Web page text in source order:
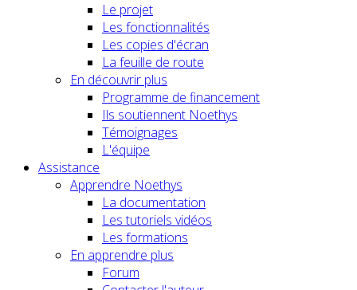
Le projet
Les fonctionnalités
Les copies d'écran
La feuille de route
En découvrir plus
Programme de financement
Ils soutiennent Noethys
Témoignages
L'équipe
Assistance
Apprendre Noethys
La documentation
Les tutoriels vidéos
Les formations
En apprendre plus
Forum